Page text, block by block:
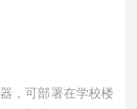
，可部署在学校楼